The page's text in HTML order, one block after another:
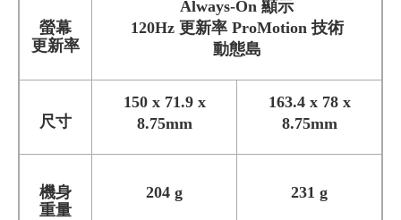
螢幕
更新率
Always-On 顯示
120Hz 更新率 ProMotion 技術
動態島
尺寸
150 x 71.9 x
8.75mm
163.4 x 78 x
8.75mm
機身
重量
204 g 231 g